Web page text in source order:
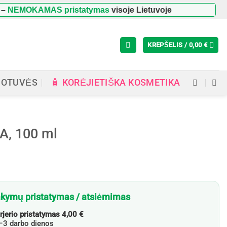
pristatymasvisoje Lietuvoje
KREPŠELIS / 0,00 €
🧴 KORĖJIETIŠKA KOSMETIKA
100 ml
pristatymas / atsiėmimas
pristatymas 4,00 €
darbo dienos